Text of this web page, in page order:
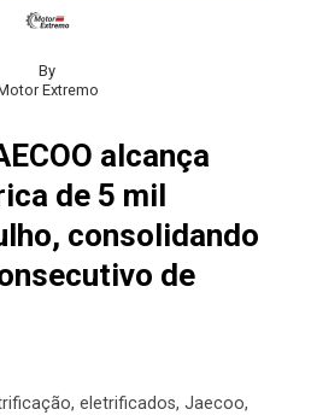
By
Extremo
alcança
de 5 mil
consolidando
de
, eletrificados, Jaecoo,